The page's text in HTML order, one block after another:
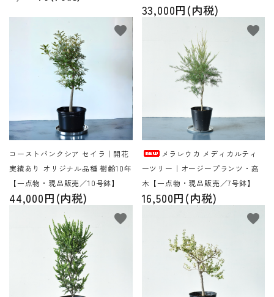
33,000円(内税)
コーストバンクシア セイラ｜開花
実績あり オリジナル品種 樹齢10年
【一点物・現品販売／10号鉢】
44,000円(内税)
favorite
メラレウカ メディカルティ
ーツリー｜オージープランツ・高
木【一点物・現品販売／7号鉢】
16,500円(内税)
favorite
favorite favorite